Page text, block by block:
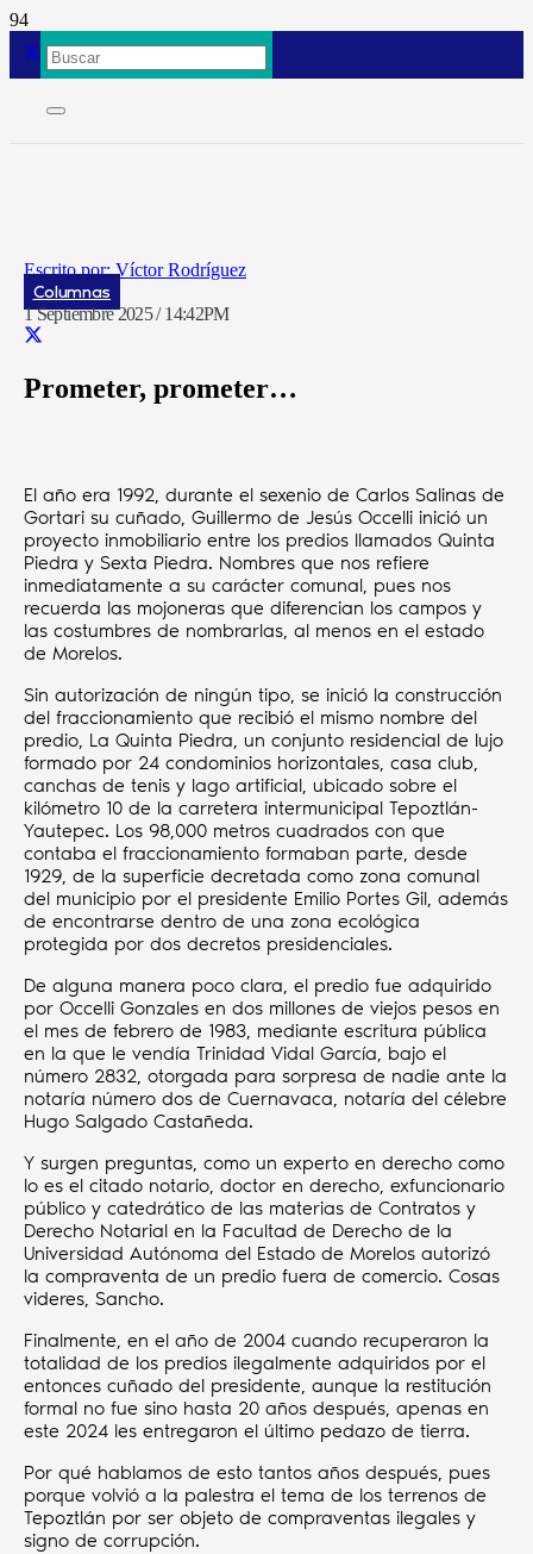
Víctor Rodríguez
Columnas
1 Septiembre 2025 / 14:42PM
Prometer, prometer…
El año era 1992, durante el sexenio de Carlos Salinas de
Gortari su cuñado, Guillermo de Jesús Occelli inició un
proyecto inmobiliario entre los predios llamados Quinta
Piedra y Sexta Piedra. Nombres que nos refiere
inmediatamente a su carácter comunal, pues nos
recuerda las mojoneras que diferencian los campos y
las costumbres de nombrarlas, al menos en el estado
de Morelos.
Sin autorización de ningún tipo, se inició la construcción
del fraccionamiento que recibió el mismo nombre del
predio, La Quinta Piedra, un conjunto residencial de lujo
formado por 24 condominios horizontales, casa club,
canchas de tenis y lago artificial, ubicado sobre el
kilómetro 10 de la carretera intermunicipal Tepoztlán-
Yautepec. Los 98,000 metros cuadrados con que
contaba el fraccionamiento formaban parte, desde
1929, de la superficie decretada como zona comunal
del municipio por el presidente Emilio Portes Gil, además
de encontrarse dentro de una zona ecológica
protegida por dos decretos presidenciales.
De alguna manera poco clara, el predio fue adquirido
por Occelli Gonzales en dos millones de viejos pesos en
el mes de febrero de 1983, mediante escritura pública
en la que le vendía Trinidad Vidal García, bajo el
número 2832, otorgada para sorpresa de nadie ante la
notaría número dos de Cuernavaca, notaría del célebre
Hugo Salgado Castañeda.
Y surgen preguntas, como un experto en derecho como
lo es el citado notario, doctor en derecho, exfuncionario
público y catedrático de las materias de Contratos y
Derecho Notarial en la Facultad de Derecho de la
Universidad Autónoma del Estado de Morelos autorizó
la compraventa de un predio fuera de comercio. Cosas
videres, Sancho.
Finalmente, en el año de 2004 cuando recuperaron la
totalidad de los predios ilegalmente adquiridos por el
entonces cuñado del presidente, aunque la restitución
formal no fue sino hasta 20 años después, apenas en
este 2024 les entregaron el último pedazo de tierra.
Por qué hablamos de esto tantos años después, pues
porque volvió a la palestra el tema de los terrenos de
Tepoztlán por ser objeto de compraventas ilegales y
signo de corrupción.